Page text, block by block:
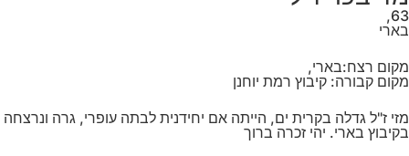
63,
בארי
מקום רצח:בארי,
מקום קבורה: קיבוץ רמת יוחנן
מזי ז"ל גדלה בקרית ים, הייתה אם יחידנית לבתה עופרי, גרה ונרצחה
בקיבוץ בארי. יהי זכרה ברוך